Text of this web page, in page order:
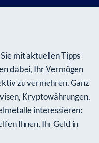
mit aktuellen Tipps
dabei, Ihr Vermögen
zu vermehren. Ganz
Kryptowährungen,
interessieren:
Ihnen, Ihr Geld in